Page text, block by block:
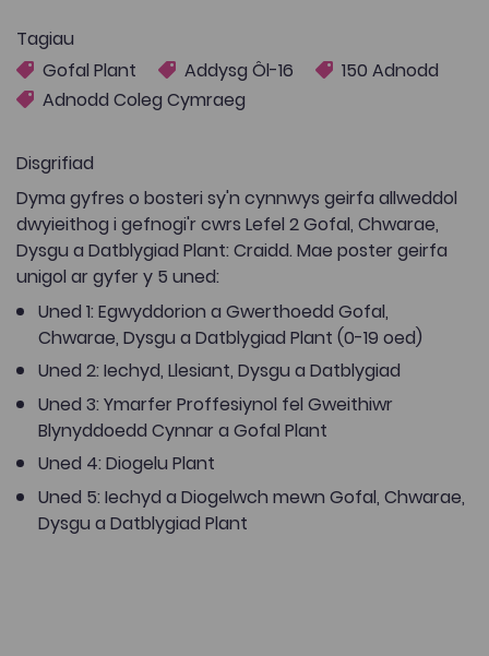
Tagiau
Gofal Plant
Addysg Ôl-16
150 Adnodd
Adnodd Coleg Cymraeg
Disgrifiad
Dyma gyfres o bosteri sy'n cynnwys geirfa allweddol
dwyieithog i gefnogi'r cwrs Lefel 2 Gofal, Chwarae,
Dysgu a Datblygiad Plant: Craidd. Mae poster geirfa
unigol ar gyfer y 5 uned:
Uned 1: Egwyddorion a Gwerthoedd Gofal,
Chwarae, Dysgu a Datblygiad Plant (0-19 oed)
Uned 2: Iechyd, Llesiant, Dysgu a Datblygiad
Uned 3: Ymarfer Proffesiynol fel Gweithiwr
Blynyddoedd Cynnar a Gofal Plant
Uned 4: Diogelu Plant
Uned 5: Iechyd a Diogelwch mewn Gofal, Chwarae,
Dysgu a Datblygiad Plant